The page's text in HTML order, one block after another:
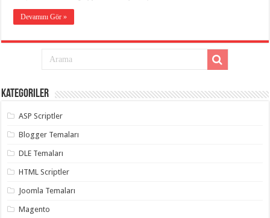
taşımacılık,
evden
taşımacılık,
gaziantep
taşıma,
evden
taşımacılık,
gaziantep
organizasyon
gaziantep
organizasyon,
gaziantep
organizasyon
gaziantep
Devamını Gör »
Kategoriler
ASP Scriptler
Blogger Temaları
DLE Temaları
HTML Scriptler
Joomla Temaları
Magento